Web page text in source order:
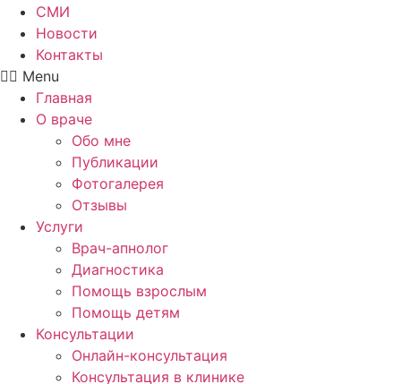
СМИ
Новости
Контакты
Menu
Главная
О враче
Обо мне
Публикации
Фотогалерея
Отзывы
Услуги
Врач-апнолог
Диагностика
Помощь взрослым
Помощь детям
Консультации
Онлайн-консультация
Консультация в клинике